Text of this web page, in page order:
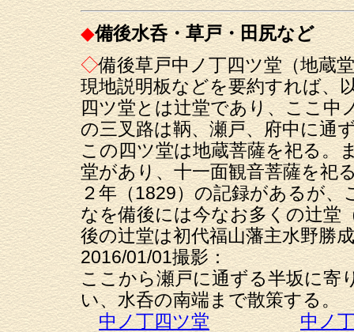
◆備後水呑・草戸・田尻など
◇備後草戸中ノ丁四ツ堂（地蔵
現地説明板などを要約すれば、
四ツ堂とは辻堂であり、ここ中
の三叉路は鞆、瀬戸、府中に通
この四ツ堂は地蔵菩薩を祀る。
堂があり、十一面観音菩薩を祀
２年（1829）の記録があるが、
なを備後には今なお多くの辻堂
後の辻堂は初代福山藩主水野勝
2016/01/01撮影：
ここから瀬戸に通ずる半坂に寄
い、水呑の南端まで散策する。
中ノ丁四ツ堂
中ノ